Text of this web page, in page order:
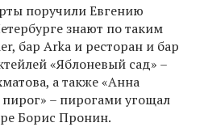
поручили Евгению
знают по таким
бар Arka и ресторан и бар
«Яблоневый сад» –
а также «Анна
– пирогами угощал
Борис Пронин.